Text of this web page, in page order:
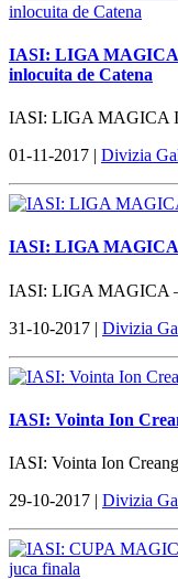
IASI: LIGA MAGICA
inlocuita de Catena
IASI: LIGA MAGICA II
01-11-2017 | Divizia
IASI: LIGA MAGICA
IASI: LIGA MAGICA –
31-10-2017 | Divizia
IASI: Vointa Ion
IASI: Vointa Ion
29-10-2017 | Divizia